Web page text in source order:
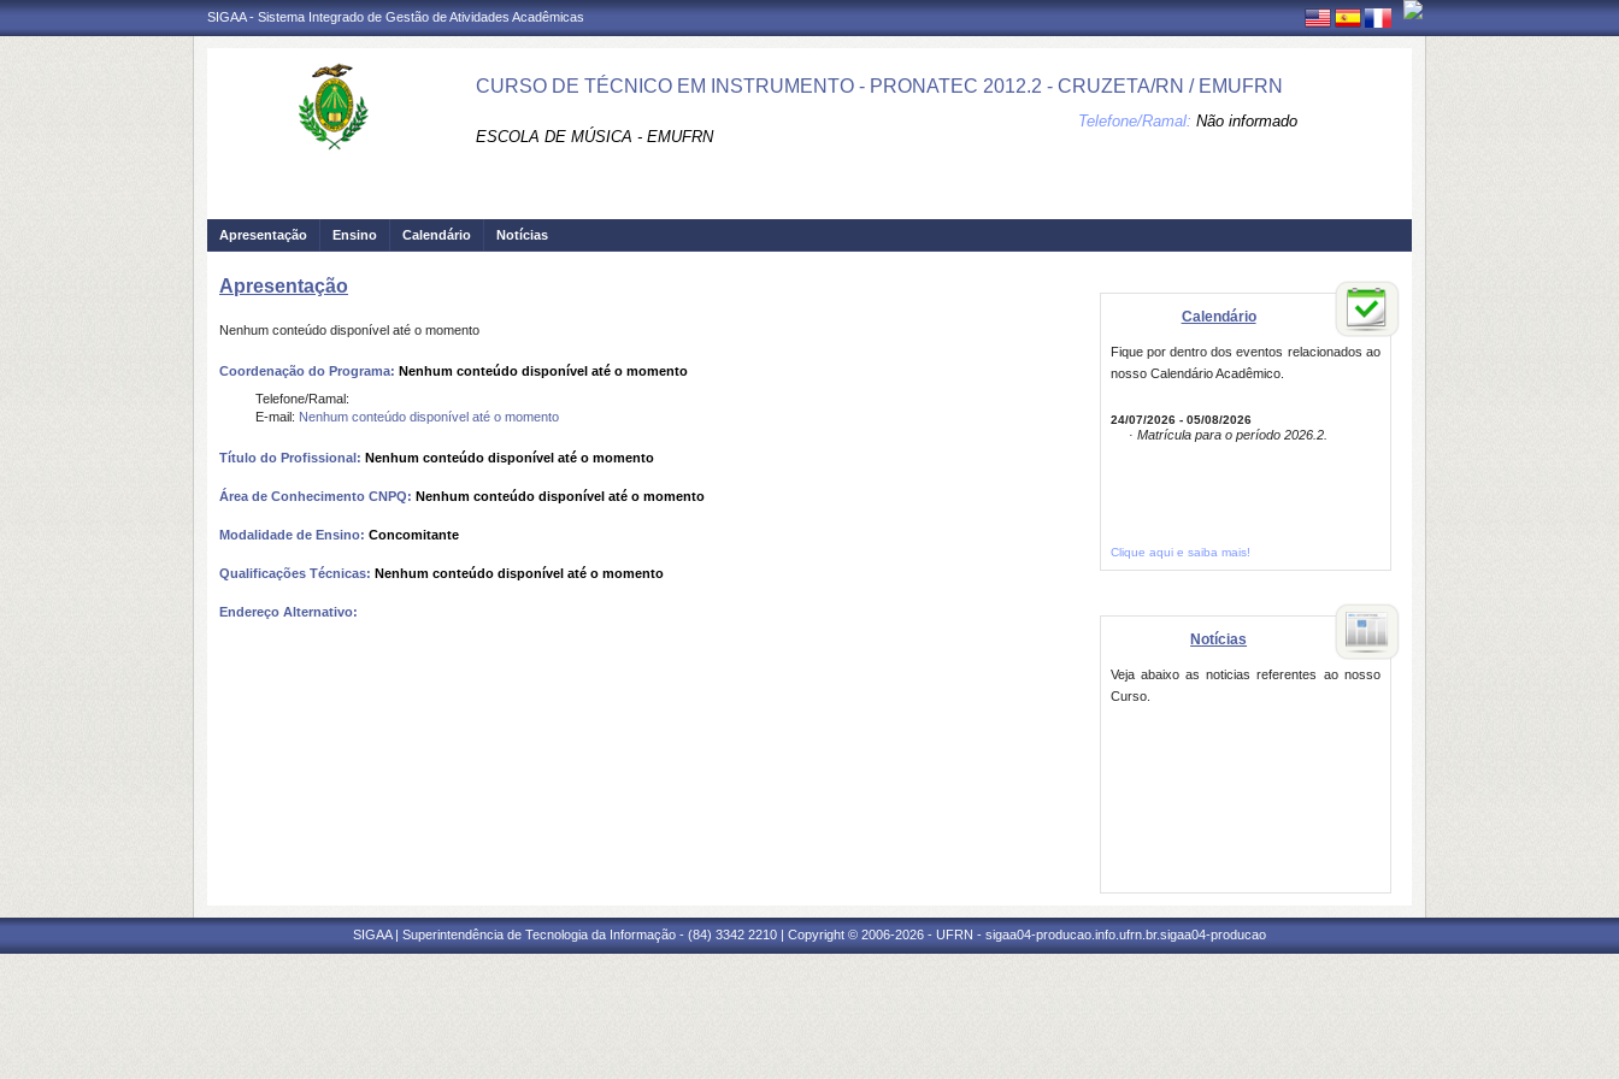
SIGAA - Sistema Integrado de Gestão de Atividades Acadêmicas
CURSO DE TÉCNICO EM INSTRUMENTO - PRONATEC 2012.2 - CRUZETA/RN / EMUFRN
ESCOLA DE MÚSICA - EMUFRN
Telefone/Ramal: Não informado
Apresentação Ensino Calendário Notícias
Apresentação
Nenhum conteúdo disponível até o momento
Coordenação do Programa: Nenhum conteúdo disponível até o momento
Telefone/Ramal:
E-mail: Nenhum conteúdo disponível até o momento
Título do Profissional: Nenhum conteúdo disponível até o momento
Área de Conhecimento CNPQ: Nenhum conteúdo disponível até o momento
Modalidade de Ensino: Concomitante
Qualificações Técnicas: Nenhum conteúdo disponível até o momento
Endereço Alternativo:
Calendário
Fique por dentro dos eventos relacionados ao
nosso Calendário Acadêmico.
24/07/2026 - 05/08/2026
· Matrícula para o período 2026.2.
Clique aqui e saiba mais!
Notícias
Veja abaixo as noticias referentes ao nosso
Curso.
SIGAA | Superintendência de Tecnologia da Informação - (84) 3342 2210 | Copyright © 2006-2026 - UFRN - sigaa04-producao.info.ufrn.br.sigaa04-producao